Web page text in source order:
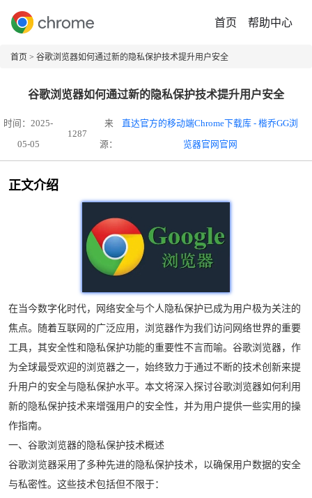
首页 帮助中心
首页 > 谷歌浏览器如何通过新的隐私保护技术提升用户安全
谷歌浏览器如何通过新的隐私保护技术提升用户安全
时间：2025-
05-05
1287
来
源：
直达官方的移动端Chrome下载库 - 楷乔GG浏
览器官网官网
正文介绍
在当今数字化时代，网络安全与个人隐私保护已成为用户极为关注的
焦点。随着互联网的广泛应用，浏览器作为我们访问网络世界的重要
工具，其安全性和隐私保护功能的重要性不言而喻。谷歌浏览器，作
为全球最受欢迎的浏览器之一，始终致力于通过不断的技术创新来提
升用户的安全与隐私保护水平。本文将深入探讨谷歌浏览器如何利用
新的隐私保护技术来增强用户的安全性，并为用户提供一些实用的操
作指南。
一、谷歌浏览器的隐私保护技术概述
谷歌浏览器采用了多种先进的隐私保护技术，以确保用户数据的安全
与私密性。这些技术包括但不限于：